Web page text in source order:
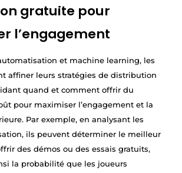
gratuite pour
l’engagement
et machine learning, les
affiner leurs stratégies de distribution
quand et comment offrir du
pour maximiser l’engagement et la
Par exemple, en analysant les
ils peuvent déterminer le meilleur
des démos ou des essais gratuits,
la probabilité que les joueurs